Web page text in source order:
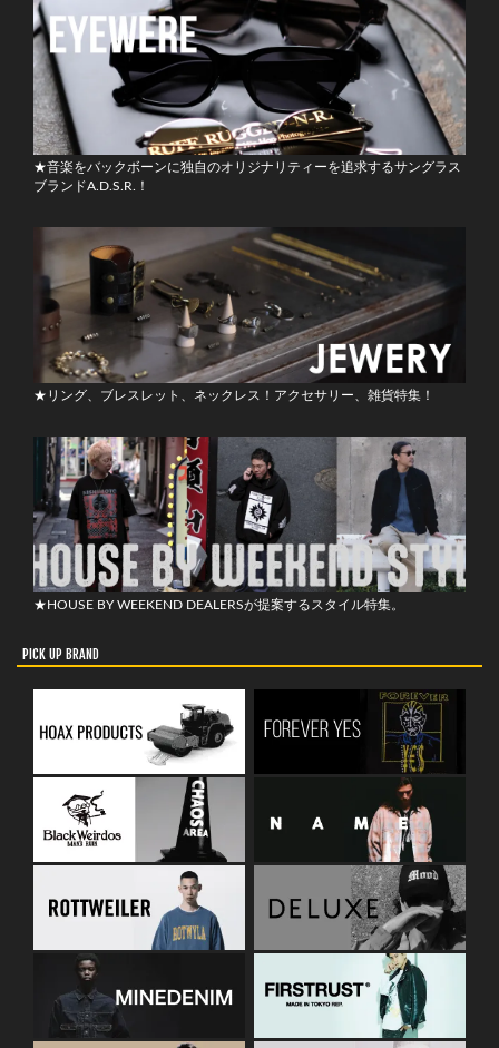
★音楽をバックボーンに独自のオリジナリティーを追求するサングラス
ブランドA.D.S.R.！
★リング、ブレスレット、ネックレス！アクセサリー、雑貨特集！
★HOUSE BY WEEKEND DEALERSが提案するスタイル特集。
PICK UP BRAND